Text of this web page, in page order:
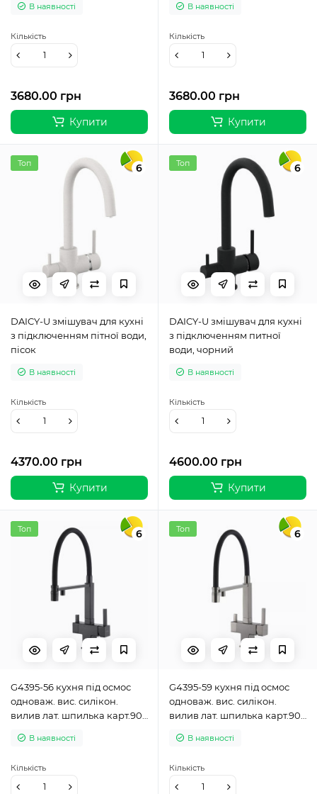
В наявності
3680.00 грн
Кількість
Купити
В наявності
3680.00 грн
Кількість
Купити
6
Топ
DAICY-U змішувач для кухні
з підключенням пітної води,
пісок
В наявності
4370.00 грн
Кількість
Купити
6
Топ
DAICY-U змішувач для кухні
з підключенням питної
води, чорний
В наявності
4600.00 грн
Кількість
Купити
6
Топ
G4395-56 кухня під осмос
одноваж. вис. силікон.
вилив лат. шпилька карт.90°
В наявності
Кількість
6
Топ
G4395-59 кухня під осмос
одноваж. вис. силікон.
вилив лат. шпилька карт.90°
В наявності
Кількість